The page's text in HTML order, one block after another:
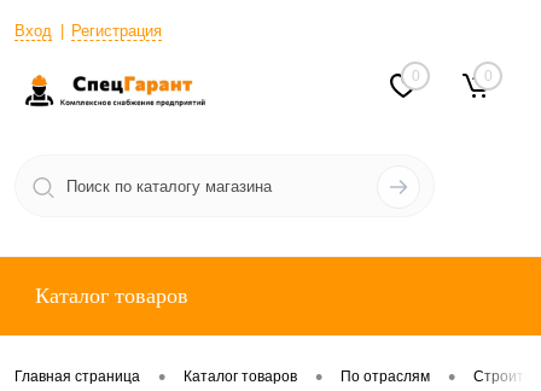
Вход Регистрация
0 0
Каталог товаров
Главная страница • Каталог товаров • По отраслям •